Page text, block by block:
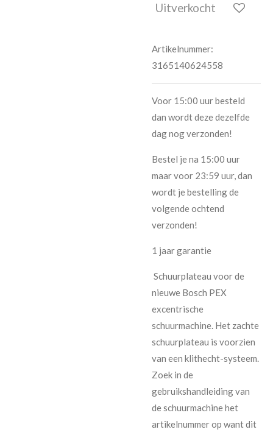
Uitverkocht
Artikelnummer:
3165140624558
Voor 15:00 uur besteld
dan wordt deze dezelfde
dag nog verzonden!
Bestel je na 15:00 uur
maar voor 23:59 uur, dan
wordt je bestelling de
volgende ochtend
verzonden!
1 jaar garantie
Schuurplateau voor de
nieuwe Bosch PEX
excentrische
schuurmachine. Het zachte
schuurplateau is voorzien
van een klithecht-systeem.
Zoek in de
gebruikshandleiding van
de schuurmachine het
artikelnummer op want dit